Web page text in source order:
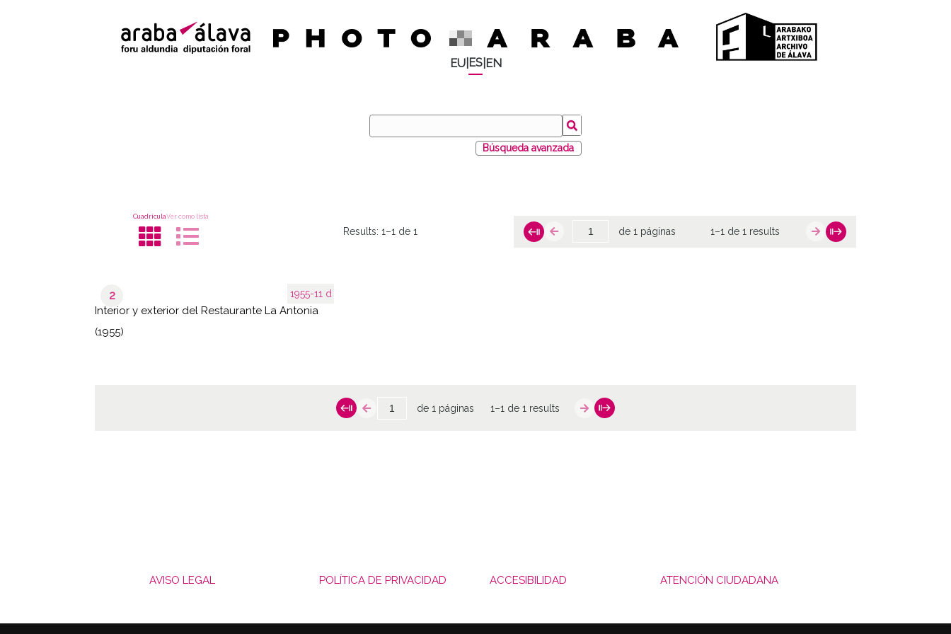
EU| ES| EN
Búsqueda avanzada
CuadrículaVer como lista
Results:1–1 de 1 de 1 páginas 1–1 de 1 results
1955-11 d
2
Interior y exterior del Restaurante La Antonia
(1955)
de 1 páginas 1–1 de 1 results
AVISO LEGAL POLÍTICA DE PRIVACIDAD ACCESIBILIDAD ATENCIÓN CIUDADANA